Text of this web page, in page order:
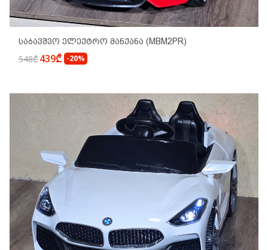
Საბავშვო Ელექტრო Მანქანა (MBM2PR)
548₾439₾ -20%